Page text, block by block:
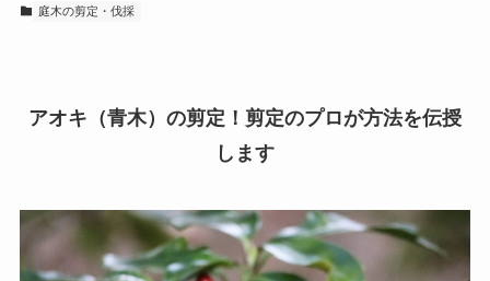
庭木の剪定・伐採
アオキ（青木）の剪定！剪定のプロが方法を伝授
します